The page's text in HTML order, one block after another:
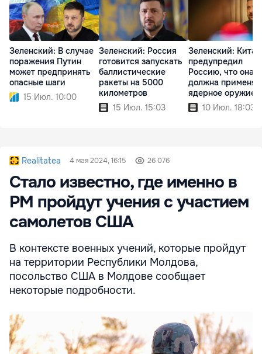
Зеленский: В случае
поражения Путин
может предпринять
опасные шаги
15 Июл. 10:00
Зеленский: Россия
готовится запускать
баллистические
ракеты на 5000
километров
15 Июл. 15:03
Зеленский: Китай
предупредил
Россию, что она
должна
ядерное оружие
10 Июл. 18:03
Realitatea 4 мая 2024, 16:15 26 076
Стало известно, где именно в
РМ пройдут учения с участием
самолетов США
В контексте военных учений, которые пройдут
на территории Республики Молдова,
посольство США в Молдове сообщает
некоторые подробности.